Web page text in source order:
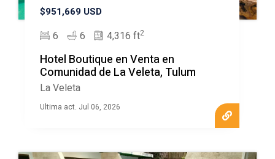
$951,669 USD
6 6 4,316 ft2
Hotel Boutique en Venta en
Comunidad de La Veleta, Tulum
La Veleta
Ultima act. Jul 06, 2026